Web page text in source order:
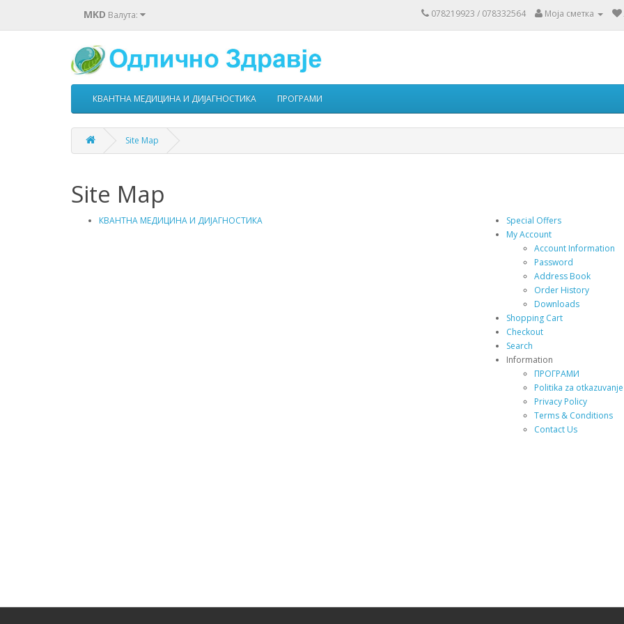
MKD Валута: 078219923 / 078332564 Моја сметка
КВАНТНА МЕДИЦИНА И ДИЈАГНОСТИКА ПРОГРАМИ
Site Map
Site Map
КВАНТНА МЕДИЦИНА И ДИЈАГНОСТИКА
Special Offers
My Account
Account Information
Password
Address Book
Order History
Downloads
Shopping Cart
Checkout
Search
Information
ПРОГРАМИ
Politika za
Privacy Policy
Terms & Conditions
Contact Us